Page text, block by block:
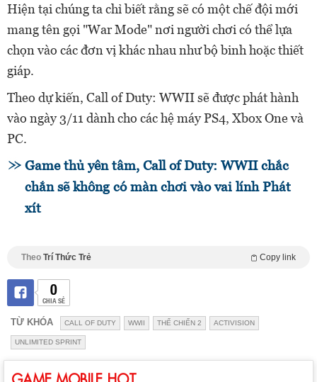
Hiện tại chúng ta chỉ biết rằng sẽ có một chế đội mới
mang tên gọi "War Mode" nơi người chơi có thể lựa
chọn vào các đơn vị khác nhau như bộ binh hoặc thiết
giáp.
Theo dự kiến, Call of Duty: WWII sẽ được phát hành
vào ngày 3/11 dành cho các hệ máy PS4, Xbox One và
PC.
Game thủ yên tâm, Call of Duty: WWII chắc
chắn sẽ không có màn chơi vào vai lính Phát
xít
Theo Trí Thức Trẻ Copy link
0
CHIA SẺ
TỪ KHÓA CALL OF DUTY WWII THẾ CHIẾN 2 ACTIVISION
UNLIMITED SPRINT
GAME MOBILE HOT